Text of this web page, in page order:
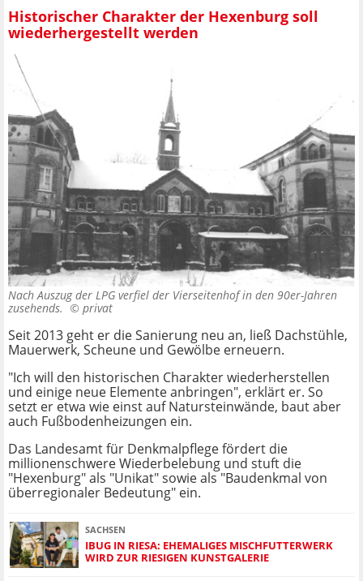
Historischer Charakter der Hexenburg soll
wiederhergestellt werden
Nach Auszug der LPG verfiel der Vierseitenhof in den 90er-Jahren
zusehends. © privat
Seit 2013 geht er die Sanierung neu an, ließ Dachstühle,
Mauerwerk, Scheune und Gewölbe erneuern.
"Ich will den historischen Charakter wiederherstellen
und einige neue Elemente anbringen", erklärt er. So
setzt er etwa wie einst auf Natursteinwände, baut aber
auch Fußbodenheizungen ein.
Das Landesamt für Denkmalpflege fördert die
millionenschwere Wiederbelebung und stuft die
"Hexenburg" als "Unikat" sowie als "Baudenkmal von
überregionaler Bedeutung" ein.
SACHSEN
IBUG IN RIESA: EHEMALIGES MISCHFUTTERWERK
WIRD ZUR RIESIGEN KUNSTGALERIE